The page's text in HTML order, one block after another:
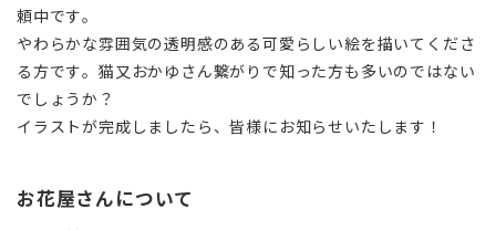
頼中です。
やわらかな雰囲気の透明感のある可愛らしい絵を描いてくださ
る方です。猫又おかゆさん繋がりで知った方も多いのではない
でしょうか？
イラストが完成しましたら、皆様にお知らせいたします！
お花屋さんについて